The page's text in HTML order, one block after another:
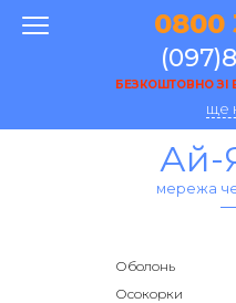
0800
БЕЗКОШТОВНО ЗІ
ще
Ай-
мережа
Оболонь
Осокорки